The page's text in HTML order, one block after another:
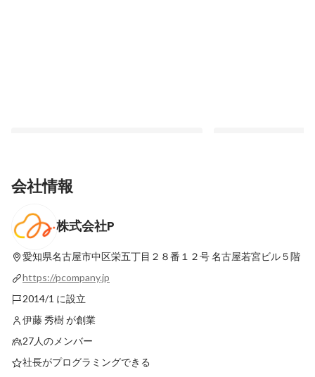
メンバー紹介【D.A】
最新順で表示
会社情報
株式会社P
愛知県名古屋市中区栄五丁目２８番１２号名古屋若宮ビル５階
https://pcompany.jp
2014/1 に設立
伊藤 秀樹 が創業
27人のメンバー
社長がプログラミングできる